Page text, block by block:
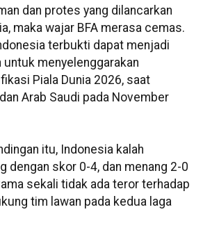
dan protes yang dilancarkan
maka wajar BFA merasa cemas.
terbukti dapat menjadi
menyelenggarakan
Piala Dunia 2026, saat
Arab Saudi pada November
itu, Indonesia kalah
dengan skor 0-4, dan menang 2-0
sekali tidak ada teror terhadap
tim lawan pada kedua laga